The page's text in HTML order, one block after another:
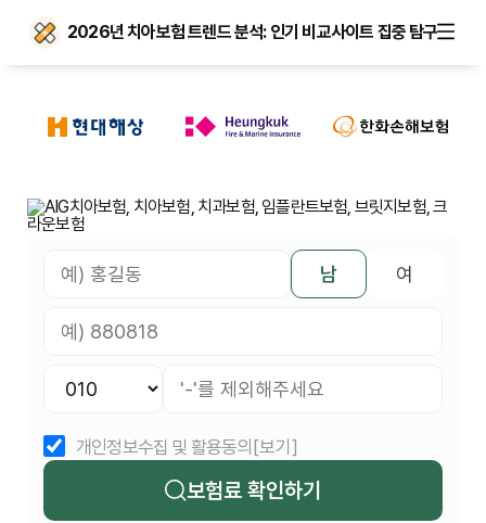
2026년 치아보험 트렌드 분석: 인기 비교사이트 집중 탐구
남 여
개인정보수집 및 활용동의 [보기]
보험료 확인하기